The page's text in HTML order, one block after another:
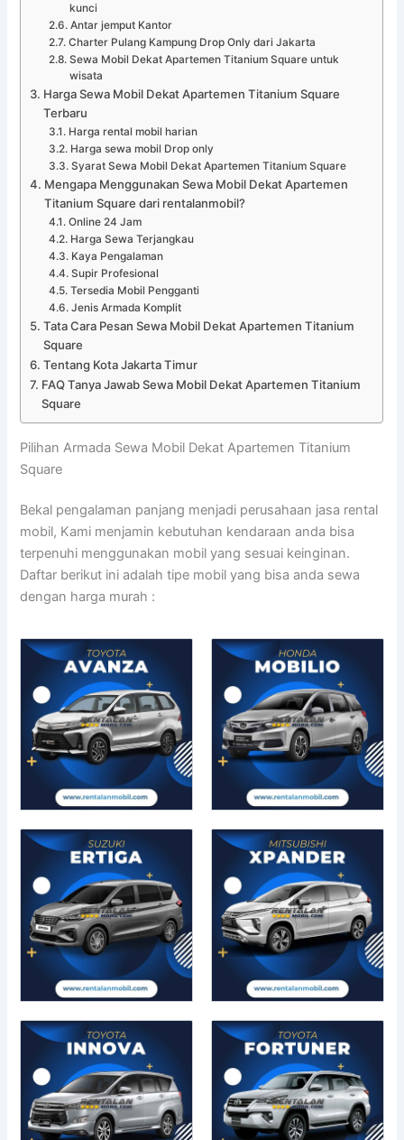
kunci
Antar jemput Kantor
Charter Pulang Kampung Drop Only dari Jakarta
Sewa Mobil Dekat Apartemen Titanium Square untuk
wisata
Harga Sewa Mobil Dekat Apartemen Titanium Square
Terbaru
Harga rental mobil harian
Harga sewa mobil Drop only
Syarat Sewa Mobil Dekat Apartemen Titanium Square
Mengapa Menggunakan Sewa Mobil Dekat Apartemen
Titanium Square dari rentalanmobil?
Online 24 Jam
Harga Sewa Terjangkau
Kaya Pengalaman
Supir Profesional
Tersedia Mobil Pengganti
Jenis Armada Komplit
Tata Cara Pesan Sewa Mobil Dekat Apartemen Titanium
Square
Tentang Kota Jakarta Timur
FAQ Tanya Jawab Sewa Mobil Dekat Apartemen Titanium
Square
Pilihan Armada Sewa Mobil Dekat Apartemen Titanium
Square
Bekal pengalaman panjang menjadi perusahaan jasa rental
mobil, Kami menjamin kebutuhan kendaraan anda bisa
terpenuhi menggunakan mobil yang sesuai keinginan.
Daftar berikut ini adalah tipe mobil yang bisa anda sewa
dengan harga murah :